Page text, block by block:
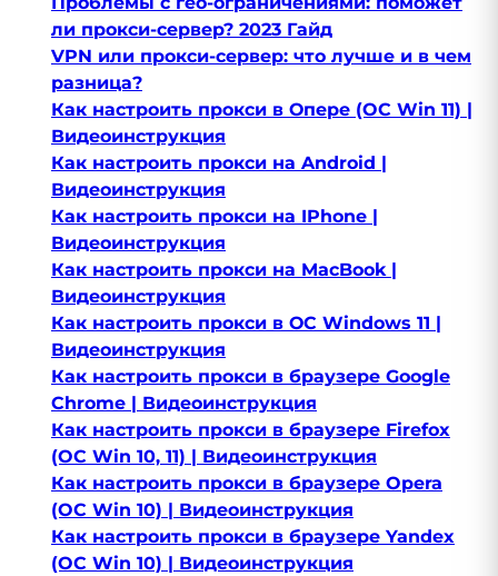
ли прокси-сервер? 2023 Гайд
VPN или прокси-сервер: что лучше и в чем
разница?
Как настроить прокси в Опере (OC Win 11) |
Видеоинструкция
Как настроить прокси на Android |
Видеоинструкция
Как настроить прокси на IPhone |
Видеоинструкция
Как настроить прокси на MacBook |
Видеоинструкция
Как настроить прокси в ОС Windows 11 |
Видеоинструкция
Как настроить прокси в браузере Google
Chrome | Видеоинструкция
Как настроить прокси в браузере Firefox
(OC Win 10, 11) | Видеоинструкция
Как настроить прокси в браузере Opera
(OC Win 10) | Видеоинструкция
Как настроить прокси в браузере Yandex
(OC Win 10) | Видеоинструкция